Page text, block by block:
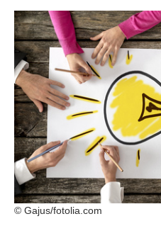
© Gajus/fotolia.com